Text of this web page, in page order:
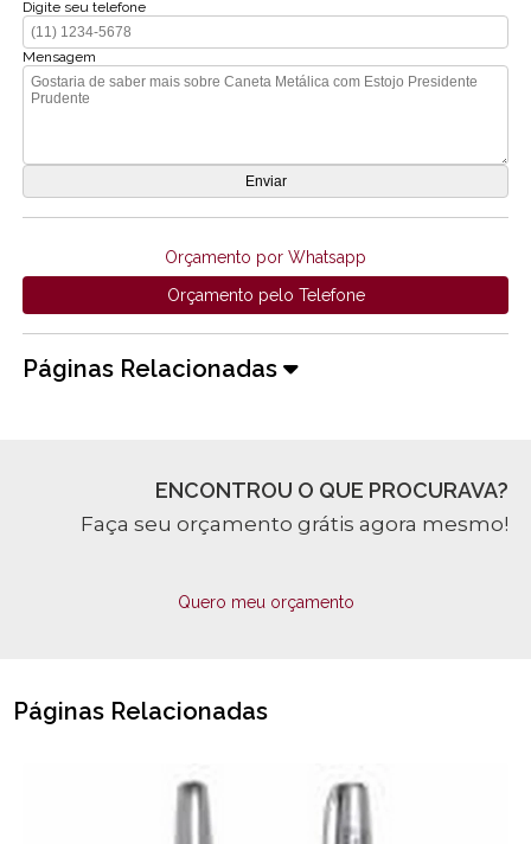
Digite seu telefone
Mensagem
Orçamento por Whatsapp
Orçamento pelo Telefone
Páginas Relacionadas
ENCONTROU O QUE PROCURAVA?
Faça seu orçamento grátis agora mesmo!
Quero meu orçamento
Páginas Relacionadas